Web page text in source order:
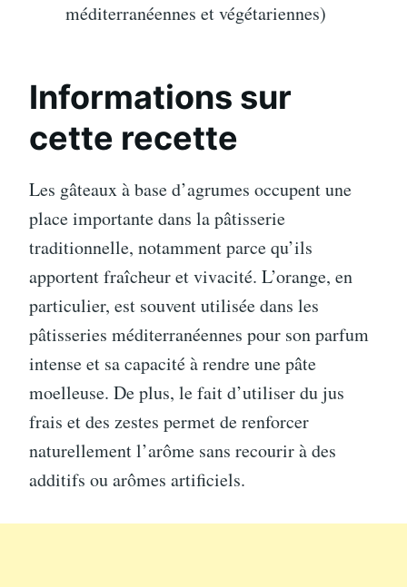
méditerranéennes et végétariennes)
Informations sur
cette recette
Les gâteaux à base d’agrumes occupent une
place importante dans la pâtisserie
traditionnelle, notamment parce qu’ils
apportent fraîcheur et vivacité. L’orange, en
particulier, est souvent utilisée dans les
pâtisseries méditerranéennes pour son parfum
intense et sa capacité à rendre une pâte
moelleuse. De plus, le fait d’utiliser du jus
frais et des zestes permet de renforcer
naturellement l’arôme sans recourir à des
additifs ou arômes artificiels.